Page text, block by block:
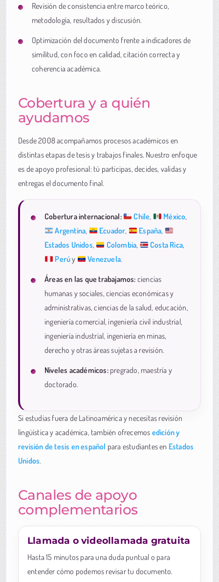
Revisión de consistencia entre marco teórico,
metodología, resultados y discusión.
Optimización del documento frente a indicadores de
similitud, con foco en calidad, citación correcta y
coherencia académica.
Cobertura y a quién
ayudamos
Desde 2008 acompañamos procesos académicos en
distintas etapas de tesis y trabajos finales. Nuestro enfoque
es de apoyo profesional: tú participas, decides, validas y
entregas el documento final.
Cobertura internacional: Chile, México,
Argentina, Ecuador, España,
Estados Unidos, Colombia, Costa Rica,
Perúy Venezuela.
Áreas en las que trabajamos: ciencias
humanas y sociales, ciencias económicas y
administrativas, ciencias de la salud, educación,
ingeniería comercial, ingeniería civil industrial,
ingeniería industrial, ingeniería en minas,
derecho y otras áreas sujetas a revisión.
Niveles académicos:pregrado, maestría y
doctorado.
Si estudias fuera de Latinoamérica y necesitas revisión
lingüística y académica, también ofrecemos edición y
revisión de tesis en español para estudiantes en Estados
Unidos.
Canales de apoyo
complementarios
Llamada o videollamada gratuita
Hasta 15 minutos para una duda puntual o para
entender cómo podemos revisar tu documento.